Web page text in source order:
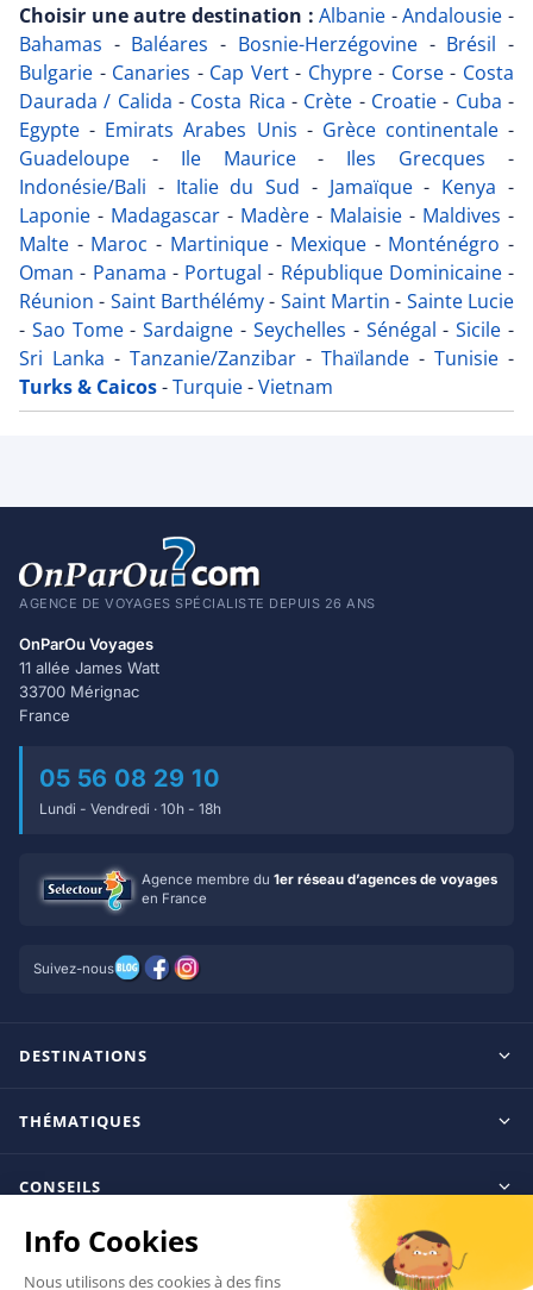
Choisir une autre destination : Albanie -Andalousie -
Bahamas - Baléares - Bosnie-Herzégovine- Brésil -
Bulgarie - Canaries - Cap Vert- Chypre- Corse- Costa
Daurada / Calida - Costa Rica - Crète - Croatie - Cuba -
Egypte - Emirats Arabes Unis - Grèce continentale-
Guadeloupe - Ile Maurice- Iles Grecques -
Indonésie/Bali - Italie du Sud - Jamaïque- Kenya -
Laponie - Madagascar - Madère - Malaisie - Maldives -
Malte - Maroc - Martinique- Mexique - Monténégro -
Oman - Panama - Portugal - République Dominicaine-
Réunion - Saint Barthélémy- Saint Martin - Sainte Lucie
- Sao Tome-Sardaigne - Seychelles - Sénégal -Sicile -
Sri Lanka - Tanzanie/Zanzibar - Thaïlande - Tunisie -
Turks & Caicos-Turquie-Vietnam
AGENCE DE VOYAGES SPÉCIALISTE DEPUIS 26 ANS
OnParOu Voyages
11 allée James Watt
33700 Mérignac
France
05 56 08 29 10
Lundi - Vendredi · 10h - 18h
Agence membre du 1er réseau d’agences de voyages
en France
Suivez-nous
DESTINATIONS
Ile Maurice
République Dominicaine
THÉMATIQUES
Adultes uniquement
Luxe
CONSEILS
Le blog d’OnParOu
Guide Maldives
VOYAGER